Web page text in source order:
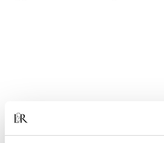
Andre har også købt